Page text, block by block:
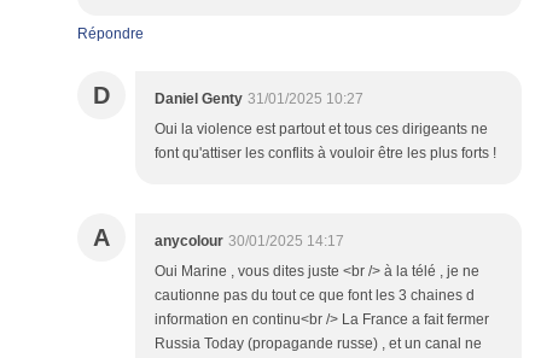
Répondre
D Daniel Genty 31/01/2025 10:27
Oui la violence est partout et tous ces dirigeants ne
font qu'attiser les conflits à vouloir être les plus forts !
A anycolour 30/01/2025 14:17
Oui Marine , vous dites juste <br /> à la télé , je ne
cautionne pas du tout ce que font les 3 chaines d
information en continu<br /> La France a fait fermer
Russia Today (propagande russe) , et un canal ne